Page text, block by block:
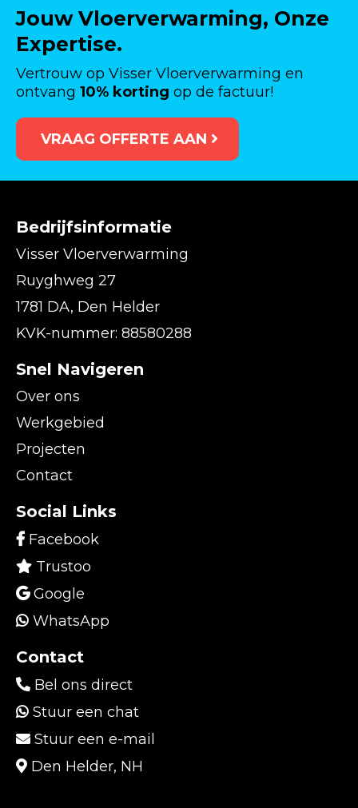
Jouw Vloerverwarming, Onze
Expertise.
Vertrouw op Visser Vloerverwarming en
ontvang 10% korting op de factuur!
VRAAG OFFERTE AAN
Bedrijfsinformatie
Visser Vloerverwarming
Ruyghweg 27
1781 DA, Den Helder
KVK-nummer: 88580288
Snel Navigeren
Over ons
Werkgebied
Projecten
Contact
Social Links
Facebook
Trustoo
Google
WhatsApp
Contact
Bel ons direct
Stuur een chat
Stuur een e-mail
Den Helder, NH